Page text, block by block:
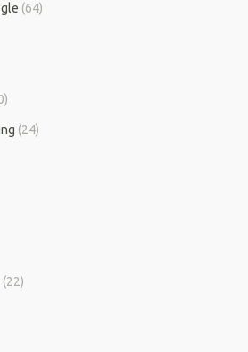
(64)
(24)
(22)